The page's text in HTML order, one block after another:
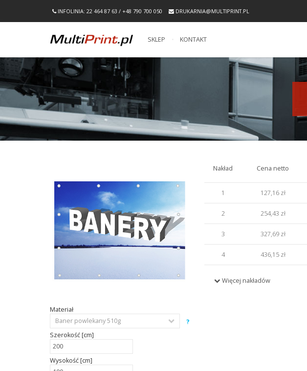
INFOLINIA: 22 464 87 63 / +48 790 700 050 DRUKARNIA@MULTIPRINT.PL
SKLEP KONTAKT
Materiał
?
Szerokość [cm]
Wysokość [cm]
Nakład Cena netto
1 127,16 zł
2 254,43 zł
3 327,69 zł
4 436,15 zł
Więcej nakładów